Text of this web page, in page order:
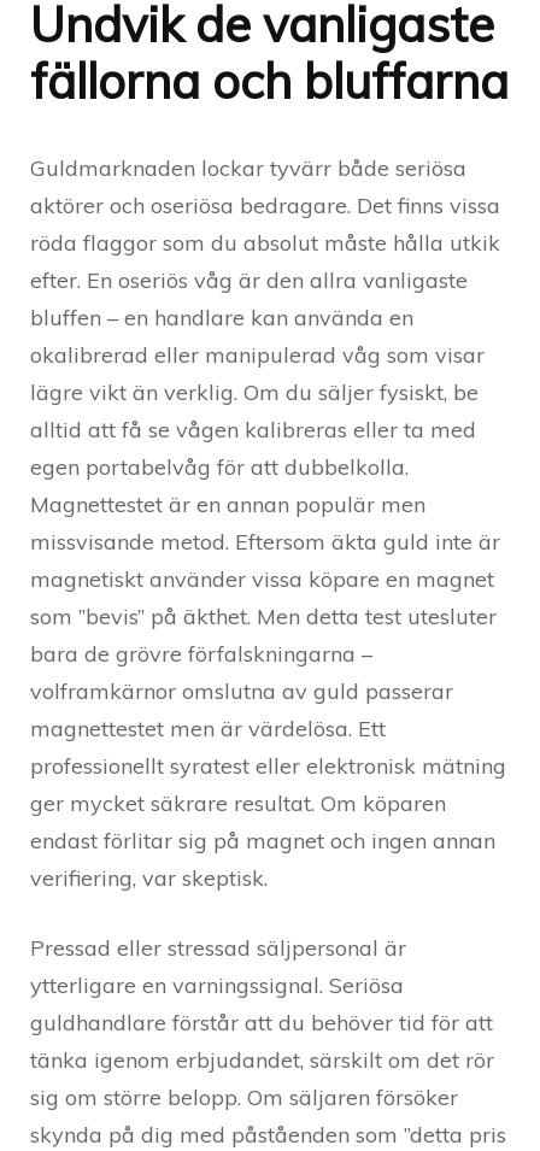
Undvik de vanligaste
fällorna och bluffarna
Guldmarknaden lockar tyvärr både seriösa
aktörer och oseriösa bedragare. Det finns vissa
röda flaggor som du absolut måste hålla utkik
efter. En oseriös våg är den allra vanligaste
bluffen – en handlare kan använda en
okalibrerad eller manipulerad våg som visar
lägre vikt än verklig. Om du säljer fysiskt, be
alltid att få se vågen kalibreras eller ta med
egen portabelvåg för att dubbelkolla.
Magnettestet är en annan populär men
missvisande metod. Eftersom äkta guld inte är
magnetiskt använder vissa köpare en magnet
som ”bevis” på äkthet. Men detta test utesluter
bara de grövre förfalskningarna –
volframkärnor omslutna av guld passerar
magnettestet men är värdelösa. Ett
professionellt syratest eller elektronisk mätning
ger mycket säkrare resultat. Om köparen
endast förlitar sig på magnet och ingen annan
verifiering, var skeptisk.
Pressad eller stressad säljpersonal är
ytterligare en varningssignal. Seriösa
guldhandlare förstår att du behöver tid för att
tänka igenom erbjudandet, särskilt om det rör
sig om större belopp. Om säljaren försöker
skynda på dig med påståenden som ”detta pris